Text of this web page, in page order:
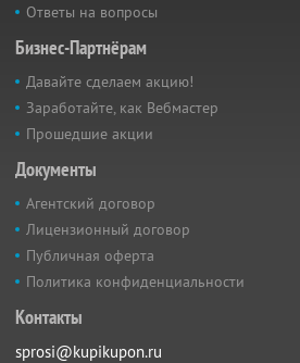
Ответы на вопросы
Бизнес-Партнёрам
Давайте сделаем акцию!
Заработайте, как Вебмастер
Прошедшие акции
Документы
Агентский договор
Лицензионный договор
Публичная оферта
Политика конфиденциальности
Контакты
sprosi@kupikupon.ru